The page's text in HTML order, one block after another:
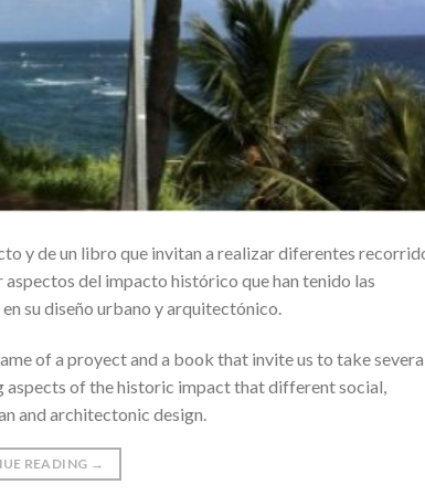
y de un libro que invitan a realizar diferentes
del impacto histórico que han tenido las
su diseño urbano y arquitectónico.
of a proyect and a book that invite us to take
of the historic impact that different social,
and architectonic design.
READING →